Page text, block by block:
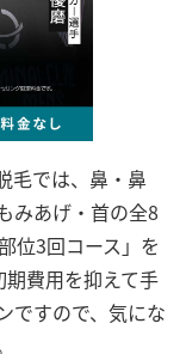
毛では、鼻・鼻
みあげ・首の全8
位3回コース」を
費用を抑えて手
ですので、気にな